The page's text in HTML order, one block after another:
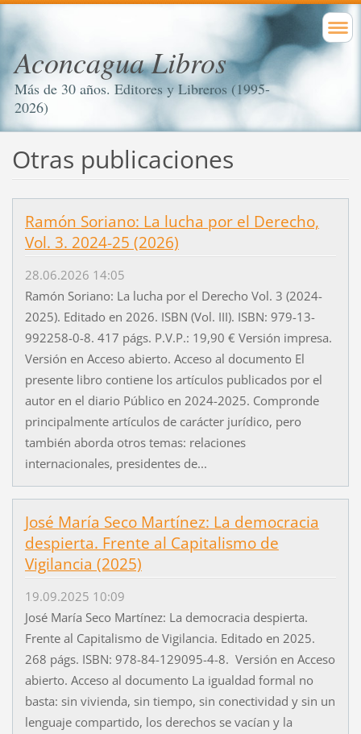
Aconcagua Libros
Más de 30 años. Editores y Libreros (1995-
2026)
Otras publicaciones
Ramón Soriano: La lucha por el Derecho,
Vol. 3. 2024-25 (2026)
28.06.2026 14:05
Ramón Soriano: La lucha por el Derecho Vol. 3 (2024-
2025). Editado en 2026. ISBN (Vol. III). ISBN: 979-13-
992258-0-8. 417 págs. P.V.P.: 19,90 € Versión impresa.
Versión en Acceso abierto. Acceso al documento El
presente libro contiene los artículos publicados por el
autor en el diario Público en 2024-2025. Compronde
principalmente artículos de carácter jurídico, pero
también aborda otros temas: relaciones
internacionales, presidentes de...
José María Seco Martínez: La democracia
despierta. Frente al Capitalismo de
Vigilancia (2025)
19.09.2025 10:09
José María Seco Martínez: La democracia despierta.
Frente al Capitalismo de Vigilancia. Editado en 2025.
268 págs. ISBN: 978-84-129095-4-8. Versión en Acceso
abierto. Acceso al documento La igualdad formal no
basta: sin vivienda, sin tiempo, sin conectividad y sin un
lenguaje compartido, los derechos se vacían y la